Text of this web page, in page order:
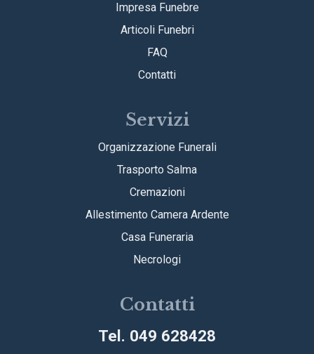
Impresa Funebre
Articoli Funebri
FAQ
Contatti
Servizi
Organizzazione Funerali
Trasporto Salma
Cremazioni
Allestimento Camera Ardente
Casa Funeraria
Necrologi
Contatti
Tel. 049 628428